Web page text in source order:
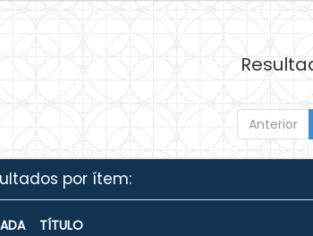
Anterior
por ítem:
TÍTULO